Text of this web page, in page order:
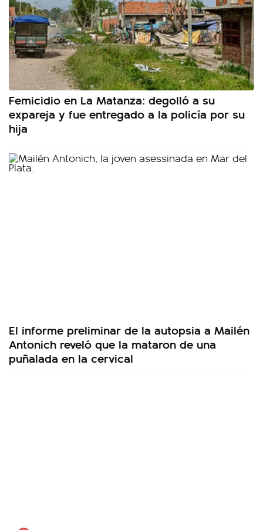
Femicidio en La Matanza: degolló a su
expareja y fue entregado a la policía por su
hija
El informe preliminar de la autopsia a Mailén
Antonich reveló que la mataron de una
puñalada en la cervical